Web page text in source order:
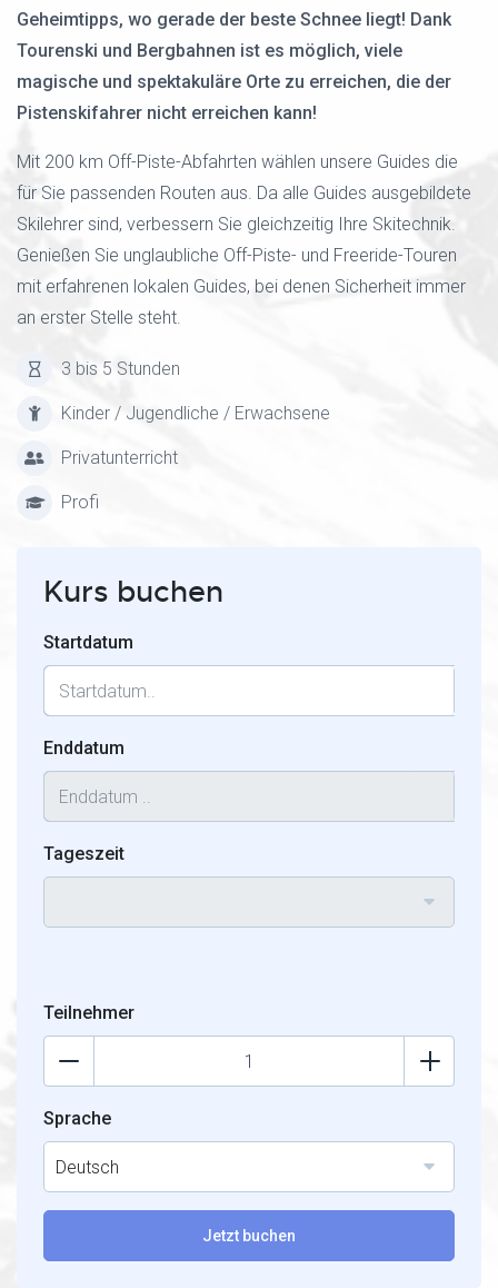
Geheimtipps, wo gerade der beste Schnee liegt! Dank
Tourenski und Bergbahnen ist es möglich, viele
magische und spektakuläre Orte zu erreichen, die der
Pistenskifahrer nicht erreichen kann!
Mit 200 km Off-Piste-Abfahrten wählen unsere Guides die
für Sie passenden Routen aus. Da alle Guides ausgebildete
Skilehrer sind, verbessern Sie gleichzeitig Ihre Skitechnik.
Genießen Sie unglaubliche Off-Piste- und Freeride-Touren
mit erfahrenen lokalen Guides, bei denen Sicherheit immer
an erster Stelle steht.
3 bis 5 Stunden
Kinder / Jugendliche / Erwachsene
Privatunterricht
Profi
Kurs buchen
Startdatum
Enddatum
Tageszeit
Teilnehmer
Sprache
Deutsch
Jetzt buchen